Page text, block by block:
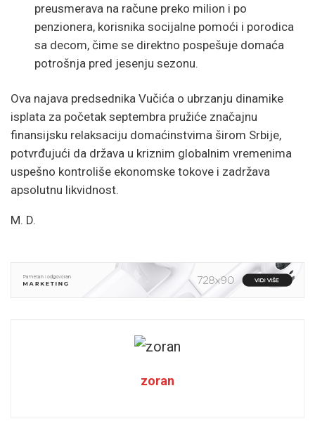
preusmerava na račune preko milion i po
penzionera, korisnika socijalne pomoći i porodica
sa decom, čime se direktno pospešuje domaća
potrošnja pred jesenju sezonu.
Ova najava predsednika Vučića o ubrzanju dinamike
isplata za početak septembra pružiće značajnu
finansijsku relaksaciju domaćinstvima širom Srbije,
potvrđujući da država u kriznim globalnim vremenima
uspešno kontroliše ekonomske tokove i zadržava
apsolutnu likvidnost.
M. D.
zoran